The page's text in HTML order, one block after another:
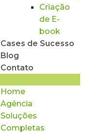
Criação
de E-
book
Cases de Sucesso
Blog
Contato
Home
Agência
Soluções
Completas